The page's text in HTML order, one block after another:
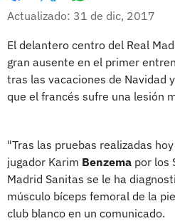
Facebook
X
Actualizado: 31 de dic, 2017
El delantero centro del Real
gran ausente en el primer
tras las vacaciones de Navidad
que el francés sufre una lesión
"Tras las pruebas realizadas
jugador Karim Benzema por los
Madrid Sanitas se le ha
músculo bíceps femoral de la
club blanco en un comunicado.